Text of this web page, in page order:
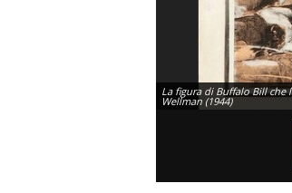
La figura di Buffalo Bill
Wellman (1944)